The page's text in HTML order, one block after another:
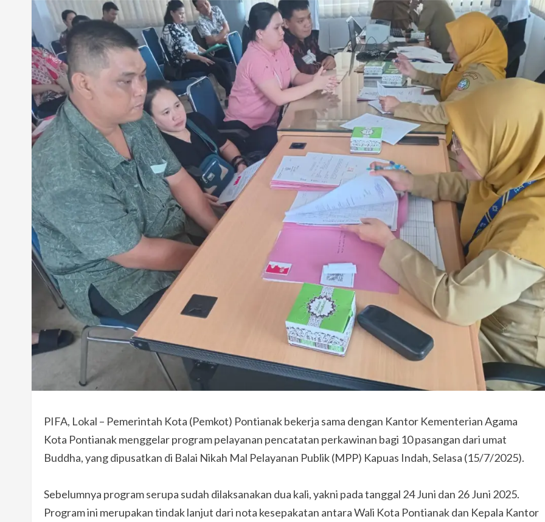
PIFA, Lokal – Pemerintah Kota (Pemkot) Pontianak bekerja sama dengan Kantor Kementerian Agama
Kota Pontianak menggelar program pelayanan pencatatan perkawinan bagi 10 pasangan dari umat
Buddha, yang dipusatkan di Balai Nikah Mal Pelayanan Publik (MPP) Kapuas Indah, Selasa (15/7/2025).
Sebelumnya program serupa sudah dilaksanakan dua kali, yakni pada tanggal 24 Juni dan 26 Juni 2025.
Program ini merupakan tindak lanjut dari nota kesepakatan antara Wali Kota Pontianak dan Kepala Kantor